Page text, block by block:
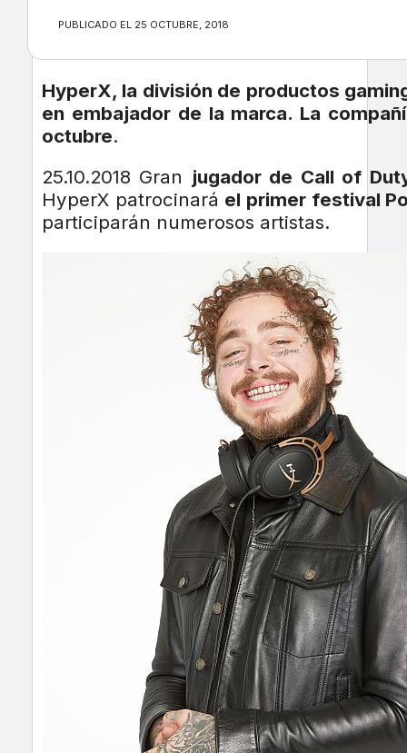
PUBLICADO EL 25 OCTUBRE, 2018
HyperX, la división de productos
en embajador de la marca. La
octubre.
25.10.2018 Gran jugador de Call of
HyperX patrocinará el primer festival
participarán numerosos artistas.